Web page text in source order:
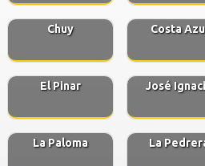
Chuy Costa
El Pinar José
La Paloma La